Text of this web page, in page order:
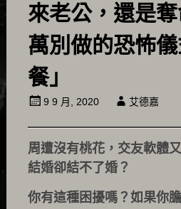
來老公，還是
萬別做的恐怖
餐」
9 9 月, 2020 艾德嘉
周遭沒有桃花，交友軟體
結婚卻結不了婚？
你有這種困擾嗎？如果你